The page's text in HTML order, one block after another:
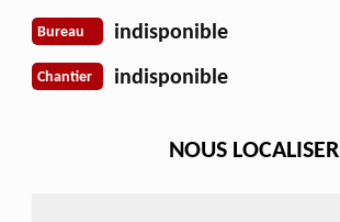
Bureau indisponible
Chantier indisponible
NOUS LOCALISER